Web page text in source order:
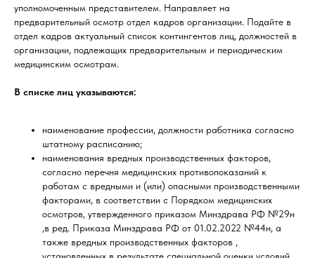
уполномоченным представителем. Направляет на
предварительный осмотр отдел кадров организации. Подайте в
отдел кадров актуальный список контингентов лиц, должностей в
организации, подлежащих предварительным и периодическим
медицинским осмотрам.
В списке лиц указываются:
наименование профессии, должности работника согласно
штатному расписанию;
наименования вредных производственных факторов,
согласно перечня медицинских противопоказаний к
работам с вредными и (или) опасными производственными
факторами, в соответствии с Порядком медицинских
осмотров, утвержденного приказом Минздрава РФ №29н
,в ред. Приказа Минздрава РФ от 01.02.2022 №44н, а
также вредных производственных факторов ,